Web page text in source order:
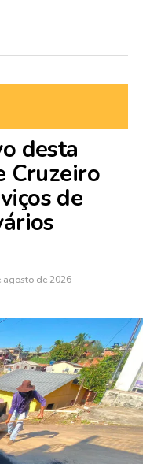
desta
Cruzeiro
de
agosto de 2026